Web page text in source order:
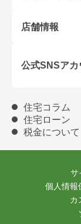
店舗情報
公式SNSアカ
住宅コラム
住宅ローン
税金について
サ
個人情報
カ